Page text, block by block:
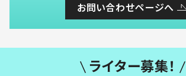
お問い合わせページへ
ライター募集！